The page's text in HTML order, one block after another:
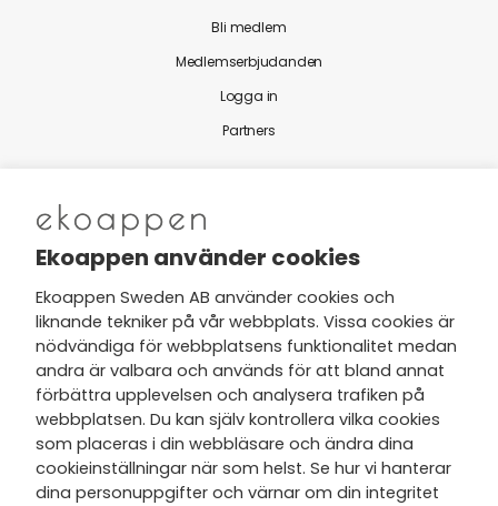
Bli medlem
Medlemserbjudanden
Logga in
Partners
Nytt från Ekoappen
Jag har tagit del av Ekoappens
personuppgifts- och
integritetspolicyoch tar gärna del
av nyheter, hälsotips och exklusiva
erbjudanden via min e-post.
Ekoappen använder cookies
Ekoappen Sweden AB använder cookies och
liknande tekniker på vår webbplats. Vissa cookies är
nödvändiga för webbplatsens funktionalitet medan
andra är valbara och används för att bland annat
förbättra upplevelsen och analysera trafiken på
webbplatsen. Du kan själv kontrollera vilka cookies
som placeras i din webbläsare och ändra dina
cookieinställningar när som helst. Se hur vi hanterar
dina personuppgifter och värnar om din integritet